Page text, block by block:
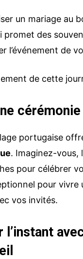
un mariage au
des
l’événement de
de cette
portugaise
. Imaginez-vous,
pour célébrer
pour
vos invités.